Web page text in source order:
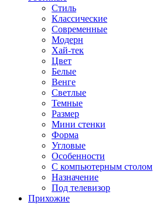
Стиль
Классические
Современные
Модерн
Хай-тек
Цвет
Белые
Венге
Светлые
Темные
Размер
Мини стенки
Форма
Угловые
Особенности
С компьютерным столом
Назначение
Под телевизор
Прихожие